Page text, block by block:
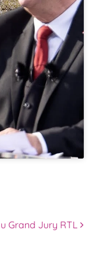
Grand Jury RTL